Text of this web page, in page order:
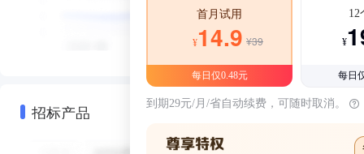
招标产品
首月试用
¥14.9 ¥39
每日仅0.48元
12
¥
每日
到期29元/月/省自动续费，可随时取消。